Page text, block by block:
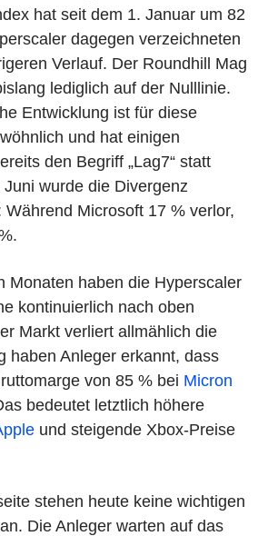
hat seit dem 1. Januar um 82
dagegen verzeichneten
Verlauf. Der Roundhill Mag
lediglich auf der Nulllinie.
Entwicklung ist für diese
und hat einigen
den Begriff „Lag7“ statt
Juni wurde die Divergenz
Microsoft 17 % verlor,
Monaten haben die Hyperscaler
kontinuierlich nach oben
Markt verliert allmählich die
haben Anleger erkannt, dass
von 85 % bei Micron
bedeutet letztlich höhere
und steigende Xbox-Preise
stehen heute keine wichtigen
Die Anleger warten auf das